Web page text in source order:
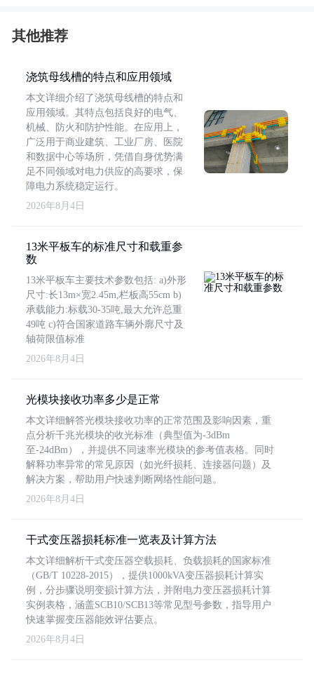
其他推荐
浇筑母线槽的特点和应用领域
本文详细介绍了浇筑母线槽的特点和
应用领域。其特点包括良好的电气、
机械、防火和防护性能。在应用上，
广泛用于商业建筑、工业厂房、医院
和数据中心等场所，凭借自身优势满
足不同领域对电力供应的高要求，保
障电力系统稳定运行。
2026年8月4日
13米平板车的标准尺寸和载重参
数
13米平板车主要技术参数包括: a)外形
尺寸:长13m×宽2.45m,栏板高55cm b)
承载能力:标载30-35吨,最大允许总重
49吨 c)符合国家道路车辆外廓尺寸及
轴荷限值标准
2026年8月4日
光模块接收功率多少是正常
本文详细解答光模块接收功率的正常范围及影响因素，重
点分析千兆光模块的收光标准（典型值为-3dBm
至-24dBm），并提供不同速率光模块的参考值表格。同时
解释功率异常的常见原因（如光纤损耗、连接器问题）及
解决方案，帮助用户快速判断网络性能问题。
2026年8月4日
干式变压器损耗标准一览表及计算方法
本文详细解析干式变压器空载损耗、负载损耗的国家标准
（GB/T 10228-2015），提供1000kVA变压器损耗计算实
例，分步骤说明变损计算方法，并附电力变压器损耗计算
实例表格，涵盖SCB10/SCB13等常见型号参数，指导用户
快速掌握变压器能效评估要点。
2026年8月4日